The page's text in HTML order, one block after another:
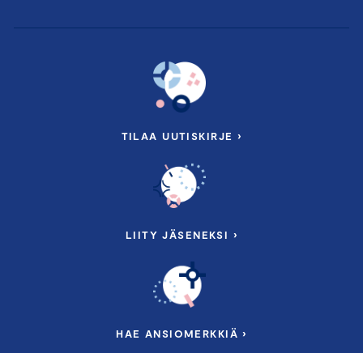
TILAA UUTISKIRJE ›
LIITY JÄSENEKSI ›
HAE ANSIOMERKKIÄ ›